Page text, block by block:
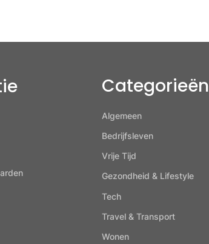
Categorieën
Algemeen
Bedrijfsleven
Vrije Tijd
Gezondheid & Lifestyle
Tech
Travel & Transport
Wonen